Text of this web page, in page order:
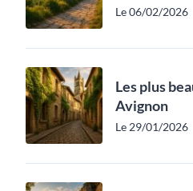
Le 06/02/2026
Les plus
Avignon
Le 29/01/2026